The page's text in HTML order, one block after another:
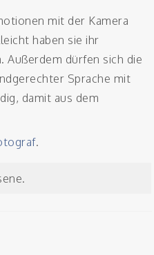
mit der Kamera
haben sie ihr
Außerdem dürfen sich die
Sprache mit
damit aus dem
.